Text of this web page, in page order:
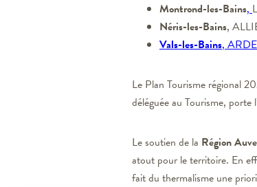
Montrond-les-Bains,
Néris-les-Bains,
Vals-les-Bains,
Le Plan Tourisme régional
déléguée au Tourisme,
Le soutien de la Région
atout pour le territoire. En
fait du thermalisme une